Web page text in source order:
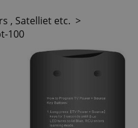
, Satelliet etc. >
100